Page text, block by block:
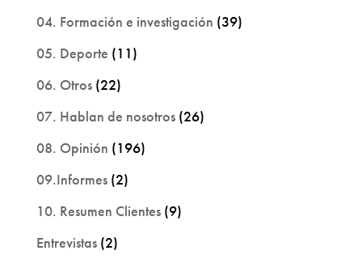
04. Formación e investigación (39)
05. Deporte (11)
06. Otros(22)
07. Hablan de nosotros(26)
08. Opinión (196)
09.Informes(2)
10. Resumen Clientes(9)
Entrevistas(2)